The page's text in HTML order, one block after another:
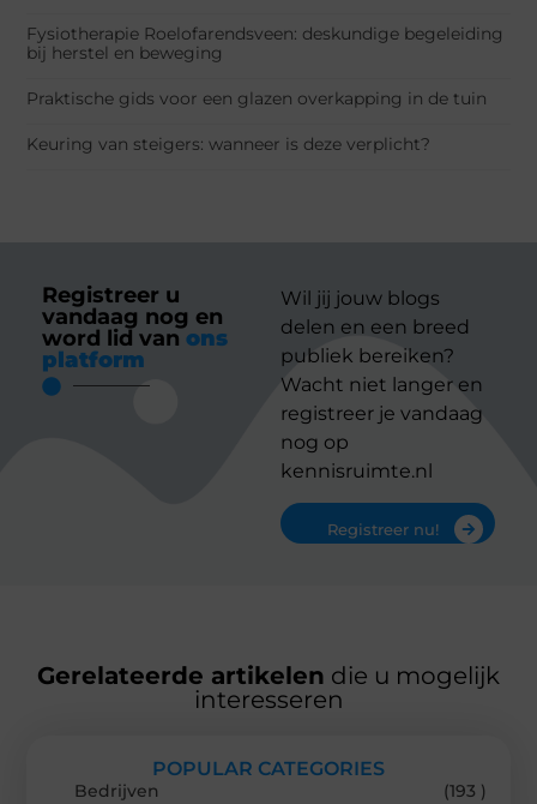
Fysiotherapie Roelofarendsveen: deskundige begeleiding
bij herstel en beweging
Praktische gids voor een glazen overkapping in de tuin
Keuring van steigers: wanneer is deze verplicht?
Registreer u
vandaag nog en
word lid van ons
platform
Wil jij jouw blogs
delen en een breed
publiek bereiken?
Wacht niet langer en
registreer je vandaag
nog op
kennisruimte.nl
Registreer nu!
Gerelateerde artikelen die u mogelijk
interesseren
POPULAR CATEGORIES
Bedrijven
(193 )